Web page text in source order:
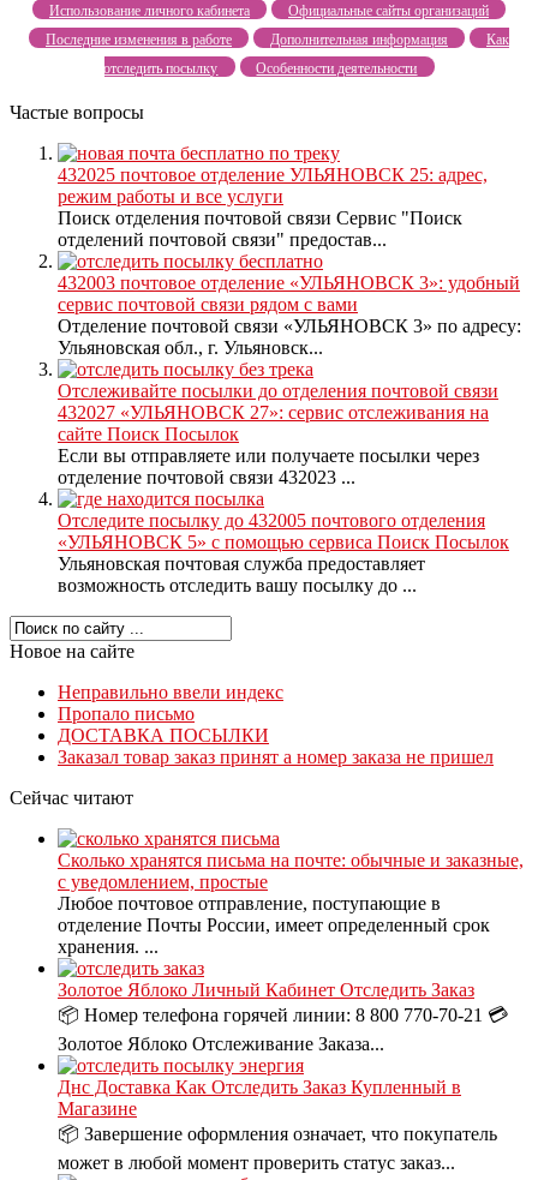
Использование личного кабинета
Официальные сайты организаций
Последние изменения в работе
Дополнительная информация
Как
отследить посылку
Особенности деятельности
Частые вопросы
432025 почтовое отделение УЛЬЯНОВСК 25: адрес,
режим работы и все услуги
Поиск отделения почтовой связи Сервис "Поиск
отделений почтовой связи" предостав...
432003 почтовое отделение «УЛЬЯНОВСК 3»: удобный
сервис почтовой связи рядом с вами
Отделение почтовой связи «УЛЬЯНОВСК 3» по адресу:
Ульяновская обл., г. Ульяновск...
Отслеживайте посылки до отделения почтовой связи
432027 «УЛЬЯНОВСК 27»: сервис отслеживания на
сайте Поиск Посылок
Если вы отправляете или получаете посылки через
отделение почтовой связи 432023 ...
Отследите посылку до 432005 почтового отделения
«УЛЬЯНОВСК 5» с помощью сервиса Поиск Посылок
Ульяновская почтовая служба предоставляет
возможность отследить вашу посылку до ...
Новое на сайте
Неправильно ввели индекс
Пропало письмо
ДОСТАВКА ПОСЫЛКИ
Заказал товар заказ принят а номер заказа не пришел
Сейчас читают
Сколько хранятся письма на почте: обычные и заказные,
с уведомлением, простые
Любое почтовое отправление, поступающие в
отделение Почты России, имеет определенный срок
хранения. ...
Золотое Яблоко Личный Кабинет Отследить Заказ
📦 Номер телефона горячей линии: 8 800 770-70-21 💳
Золотое Яблоко Отслеживание Заказа...
Днс Доставка Как Отследить Заказ Купленный в
Магазине
📦 Завершение оформления означает, что покупатель
может в любой момент проверить статус заказ...